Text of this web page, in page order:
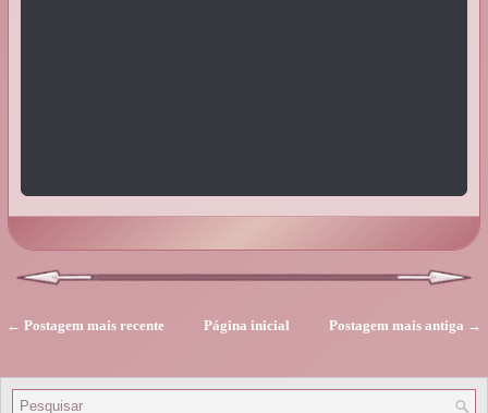
← Postagem mais recente Postagem mais antiga →
Página inicial